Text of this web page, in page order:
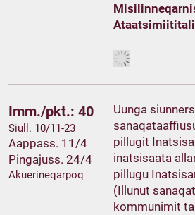
Imm./pkt.: 40
Siull. 10/11-23
Aappass. 11/4
Pingajuss. 24/4
Akuerineqarpoq
Uunga
pillugit
inatsisaata
pillugu
(Illunut
kommunimit